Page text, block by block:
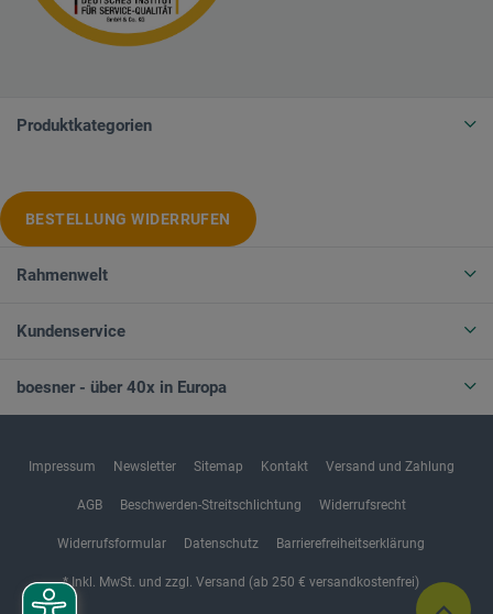
Produktkategorien
BESTELLUNG WIDERRUFEN
Rahmenwelt
Kundenservice
boesner - über 40x in Europa
Impressum Newsletter Sitemap Kontakt Versand und Zahlung
AGB Beschwerden-Streitschlichtung Widerrufsrecht
Widerrufsformular Datenschutz Barrierefreiheitserklärung
* Inkl. MwSt. und zzgl. Versand (ab 250 € versandkostenfrei)